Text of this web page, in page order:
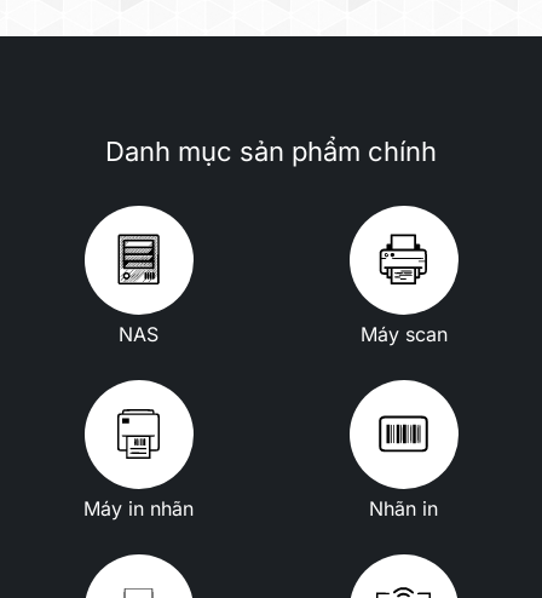
Danh mục sản phẩm chính
NAS Máy scan
Máy in nhãn Nhãn in